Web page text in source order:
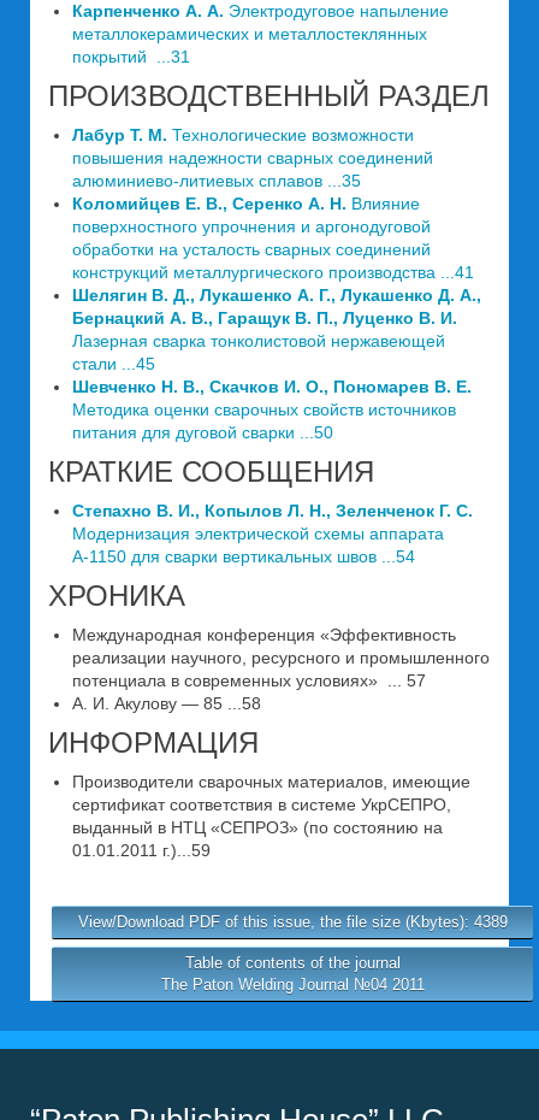
Карпенченко А. А. Электродуговое напыление
металлокерамических и металлостеклянных
покрытий ...31
ПРОИЗВОДСТВЕННЫЙ РАЗДЕЛ
Лабур Т. М. Технологические возможности
повышения надежности сварных соединений
алюминиево-литиевых сплавов ...35
Коломийцев Е. В., Серенко А. Н. Влияние
поверхностного упрочнения и аргонодуговой
обработки на усталость сварных соединений
конструкций металлургического производства ...41
Шелягин В. Д., Лукашенко А. Г., Лукашенко Д. А.,
Бернацкий А. В., Гаращук В. П., Луценко В. И.
Лазерная сварка тонколистовой нержавеющей
стали ...45
Шевченко Н. В., Скачков И. О., Пономарев В. Е.
Методика оценки сварочных свойств источников
питания для дуговой сварки ...50
КРАТКИЕ СООБЩЕНИЯ
Степахно В. И., Копылов Л. Н., Зеленченок Г. С.
Модернизация электрической схемы аппарата
А-1150 для сварки вертикальных швов ...54
ХРОНИКА
Международная конференция «Эффективность
реализации научного, ресурсного и промышленного
потенциала в современных условиях» ... 57
А. И. Акулову — 85 ...58
ИНФОРМАЦИЯ
Производители сварочных материалов, имеющие
сертификат соответствия в системе УкрСЕПРО,
выданный в НТЦ «СЕПРОЗ» (по состоянию на
01.01.2011 г.)...59
View/Download PDF of this issue, the file size (Kbytes): 4389
Table of contents of the journal
The Paton Welding Journal №04 2011